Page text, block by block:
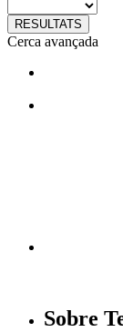
RESULTATS
Cerca avançada
Sobre